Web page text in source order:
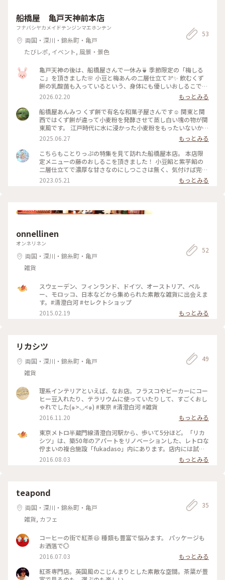
船橋屋 亀戸天神前本店
フナバシヤカメイドテンジンマエホンテン
両国・深川・錦糸町・亀戸
たびレポ, イベント, 風景・景色
53
亀戸天神の後は、船橋屋さんで一休み🍵 季節限定の「梅しる
こ」を頂きました🌸 小豆と梅あんの二層仕立て🫘✨ 飲むくず
餅の乳酸菌も入っているという、身体にも優しいおしるこです
🩷 船橋屋さんと言えば、くず餅ですね💕 くず餅も3つ付いてい
ました🩷 小さな頃から慣れ親しんでいる船橋屋さんのくず餅✨
私はこちらのくず餅が一番好きです🏆️ 亀戸天神参道近くのガ
ードレールのポールは、鷽でした〜 可愛い😆 #開運旅 #ことり
っぷと一緒 #ことりっぷ東京 #船橋屋 #梅しるこ #くず餅 #鷽 #
2026.02.20
もっとみる
船橋屋あんみつ くず餅で有名な和菓子屋さんです☺️ 関東と関
西ではくず餅が違って小麦粉を発酵させて蒸し白い塊の物が関
東風です。 江戸時代に水に浸かった小麦粉をもったいないから
とお菓子を作った事から出来たそうです☺️ #大阪 #東京 #あん
みつ #和菓子 #アートな景色
2025.06.27
もっとみる
こちらもことりっぷの特集を見て訪れた船橋屋本店。 本店限
定メニューの藤のおしるこを頂きました！ 小豆餡と紫芋餡の
二層仕立てで濃厚な甘さなのにしつこさは無く、気付けば完食
してしまうほどの美味しさでした🫢💜 冷たくてとても気持ち
の良い甘味です！ 帰りにこちらも本店限定メニューの天神藤
した🤗 #私のことりっぷ旅 #船橋屋本店 #藤のおしるこ #天神
2023.05.21 もっとみる
onnellinen
オンネリネン
両国・深川・錦糸町・亀戸
雑貨
52
スウェーデン、フィンランド、ドイツ、オーストリア、ペル
ー、モロッコ、日本などから集められた素敵な雑貨に出会えま
す。#清澄白河 #セレクトショップ
2015.02.19
もっとみる
リカシツ
両国・深川・錦糸町・亀戸
雑貨
49
理系インテリアといえば、なお店。フラスコやビーカーにコー
ヒー豆入れたり、テラリウムに使っていたりして、すごくおし
ゃれでした(๑>◡<๑) #東京 #清澄白河 #雑貨
2016.11.20
もっとみる
東京メトロ半蔵門線清澄白河駅から、歩いて5分ほど。「リカ
シツ」は、築50年のアパートをリノベーションした、レトロな
佇まいの複合施設「fukadaso」内にあります。店内には試験
管やビーカーなどがところ狭しと並んでいます。扱っているア
イテムは基本的に、学校や病院で実際に使われている理化学製
ちろん電子レンジで温めても大丈夫です。“理系インテリア”と
して、斬新な使い方の提案がされています。
2016.08.03 もっとみる
teapond
両国・深川・錦糸町・亀戸
雑貨, カフェ
35
コーヒーの街で紅茶😆 種類も豊富で悩みます。 パッケージも
お洒落で💮
2016.07.03
もっとみる
紅茶専門店。英国風のこじんまりとした素敵な空間。茶葉が豊